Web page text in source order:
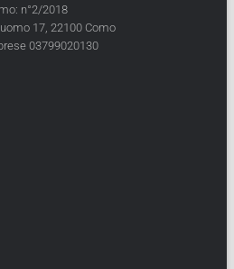
n°2/2018
17, 22100 Como
03799020130